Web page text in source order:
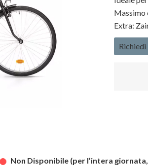
Massimo
Extra:
Non Disponibile (per l’intera